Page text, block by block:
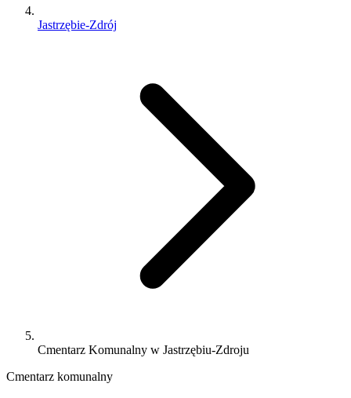
Jastrzębie-Zdrój
Cmentarz Komunalny w Jastrzębiu-Zdroju
Cmentarz komunalny